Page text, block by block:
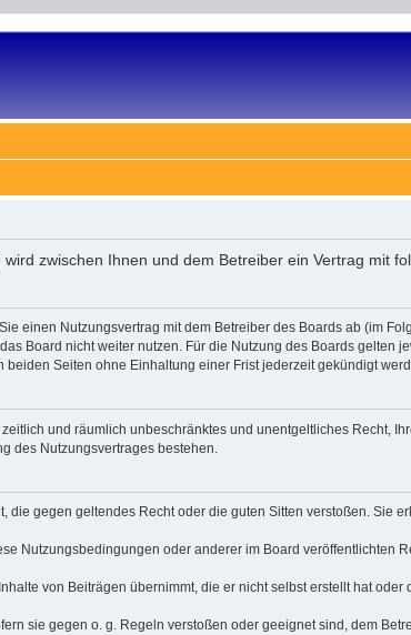
zwischen Ihnen und dem Betreiber ein Vertrag mit
einen Nutzungsvertrag mit dem Betreiber des Boards ab (im
Board nicht weiter nutzen. Für die Nutzung des Boards gelten
Seiten ohne Einhaltung einer Frist jederzeit gekündigt
und räumlich unbeschränktes und unentgeltliches Recht,
des Nutzungsvertrages bestehen.
gegen geltendes Recht oder die guten Sitten verstoßen. Sie
Nutzungsbedingungen oder anderer im Board
von Beiträgen übernimmt, die er nicht selbst erstellt hat
sie gegen o. g. Regeln verstoßen oder geeignet sind, dem